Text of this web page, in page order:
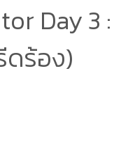
Day 3 :
ดร้อง)